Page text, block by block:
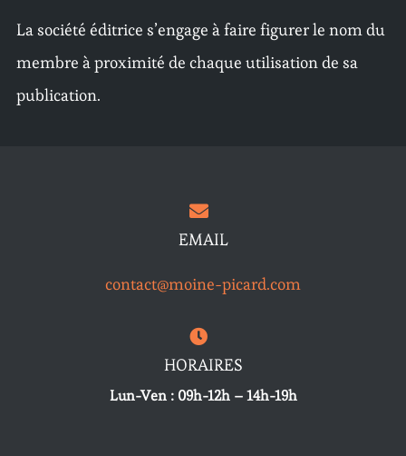
La société éditrice s’engage à faire figurer le nom du
membre à proximité de chaque utilisation de sa
publication.
EMAIL
contact@moine-picard.com
HORAIRES
Lun-Ven : 09h-12h – 14h-19h